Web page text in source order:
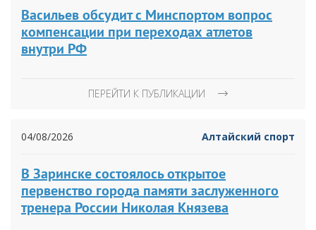
Васильев обсудит с Минспортом вопрос
компенсации при переходах атлетов
внутри РФ
ПЕРЕЙТИ К ПУБЛИКАЦИИ
04/08/2026 Алтайский спорт
В Заринске состоялось открытое
первенство города памяти заслуженного
тренера России Николая Князева